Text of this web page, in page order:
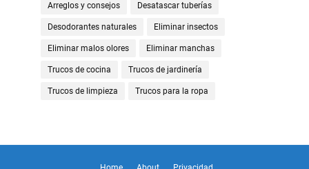
Arreglos y consejos Desatascar tuberías
Desodorantes naturales Eliminar insectos
Eliminar malos olores Eliminar manchas
Trucos de cocina Trucos de jardinería
Trucos de limpieza Trucos para la ropa